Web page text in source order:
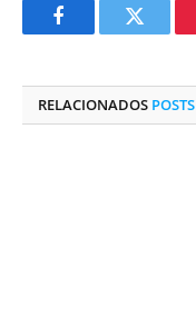
FacebookTwitter
RELACIONADOS POSTS